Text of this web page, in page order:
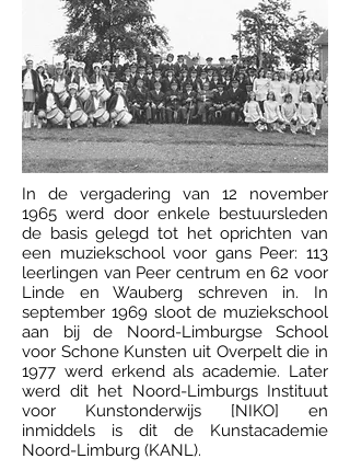
In de vergadering van 12 november
1965 werd door enkele bestuursleden
de basis gelegd tot het oprichten van
een muziekschool voor gans Peer: 113
leerlingen van Peer centrum en 62 voor
Linde en Wauberg schreven in. In
september 1969 sloot de muziekschool
aan bij de Noord-Limburgse School
voor Schone Kunsten uit Overpelt die in
1977 werd erkend als academie. Later
werd dit het Noord-Limburgs Instituut
voor Kunstonderwijs [NIKO] en
inmiddels is dit de Kunstacademie
Noord-Limburg (KANL).